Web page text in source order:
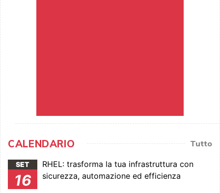
CALENDARIO Tutto
SET
16
RHEL: trasforma la tua infrastruttura con
sicurezza, automazione ed efficienza